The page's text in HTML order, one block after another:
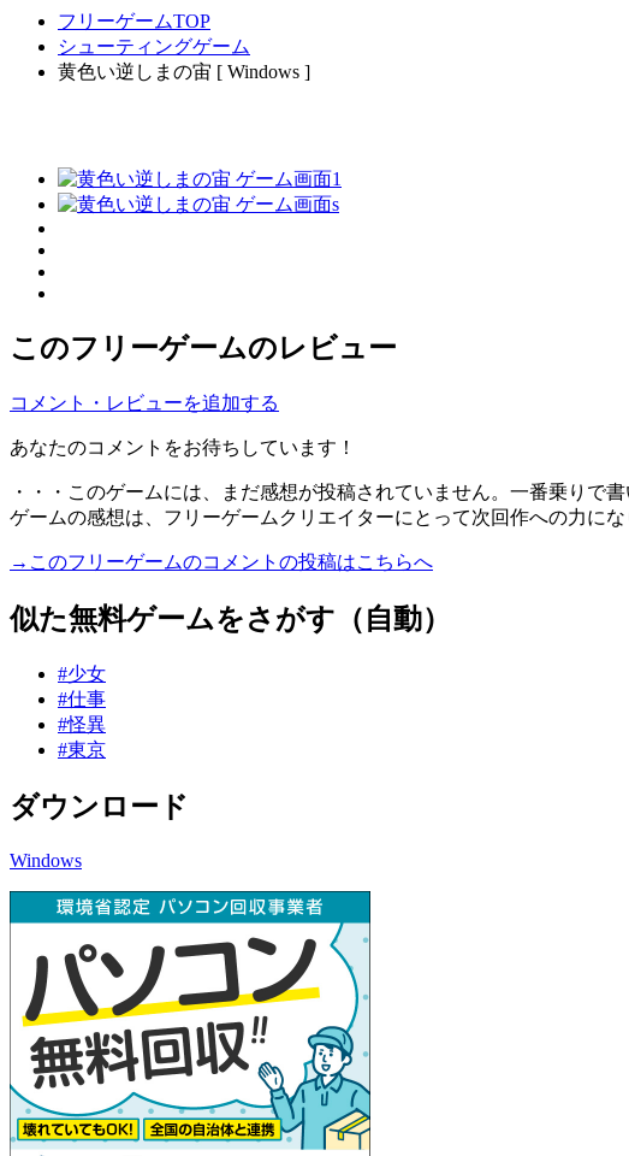
フリーゲームTOP
シューティングゲーム
黄色い逆しまの宙 [ Windows ]
このフリーゲームのレビュー
コメント・レビューを追加する
あなたのコメントをお待ちしています！
・・・このゲームには、まだ感想が投稿されていません。一番乗りで
ゲームの感想は、フリーゲームクリエイターにとって次回作への力にな
→このフリーゲームのコメントの投稿はこちらへ
似た無料ゲームをさがす（自動）
#少女
#仕事
#怪異
#東京
ダウンロード
Windows